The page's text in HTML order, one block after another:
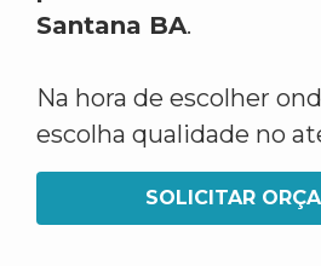
Santana BA.
Na hora de escolher
escolha qualidade no
SOLICITAR